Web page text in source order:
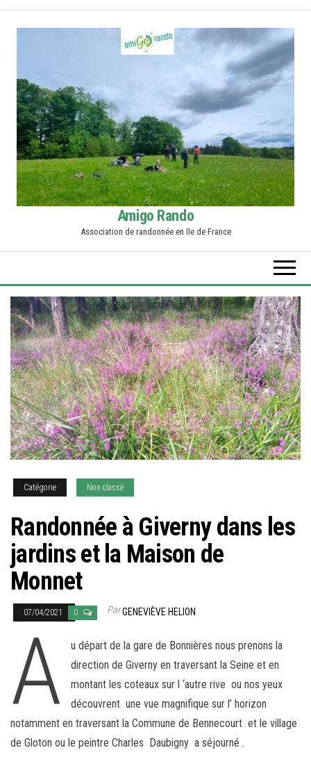
content
Amigo Rando
Association de randonnée en Ile de France
Catégorie Non classé
Randonnée à Giverny dans les
jardins et la Maison de
Monnet
07/04/2021 0 ParGENEVIÈVE HELION
A
u départ de la gare de Bonnières nous prenons la
direction de Giverny en traversant la Seine et en
montant les coteaux sur l ‘autre rive ou nos yeux
découvrent une vue magnifique sur l’ horizon
notamment en traversant la Commune de Bennecourt et le village
de Gloton ou le peintre Charles Daubigny a séjourné .